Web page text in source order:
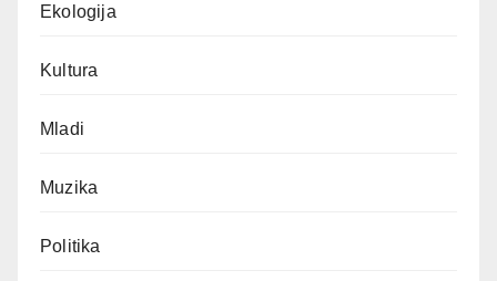
Ekologija
Kultura
Mladi
Muzika
Politika